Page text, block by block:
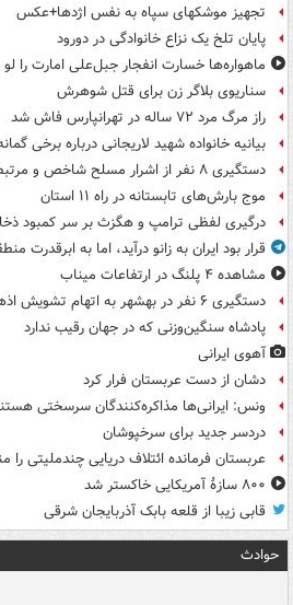
تجهیز موشکهای سپاه به نفس اژدها+عکس
پایان تلخ یک نزاع خانوادگی در دورود
ماهواره‌ها خسارت انفجار جبل‌علی امارت را لو
سناریوی بلاگر زن برای قتل شوهرش
راز مرگ مرد ۷۲ ساله در تهرانپارس فاش شد
بیانیه خانواده شهید لاریجانی درباره برخی
دستگیری ۸ نفر از اشرار مسلح شاخص و مرتبطین گروهک های تروریستی
موج بارش‌های تابستانه در راه ۱۱ استان
درگیری لفظی ترامپ و هگزث بر سر کمبود
قرار بود ایران به زانو درآید، اما به ابرقدرت
مشاهده ۴ پلنگ در ارتفاعات میناب
دستگیری ۶ نفر در بهشهر به اتهام تشویش اذهان عمومی
پادشاه سنگین‌وزنی که در جهان رقیب ندارد
آهوی ایرانی
دشان از دست عربستان فرار کرد
ونس: ایرانی‌ها مذاکره‌کنندگان سرسختی
دردسر جدید برای سرخپوشان
عربستان فرمانده ائتلاف دریایی چندملیتی
۸۰۰ سازۀ آمریکایی خاکستر شد
قابی زیبا از قلعه بابک آذربایجان شرقی
حوادث